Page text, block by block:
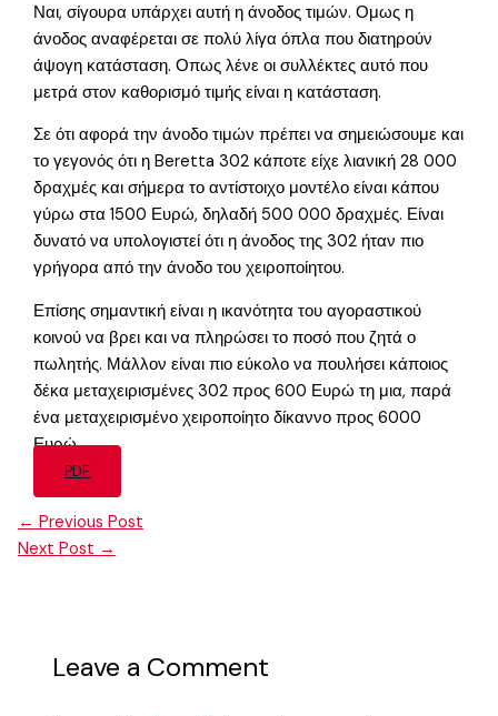
Ναι, σίγουρα υπάρχει αυτή η άνοδος τιμών. Ομως η
άνοδος αναφέρεται σε πολύ λίγα όπλα που διατηρούν
άψογη κατάσταση. Οπως λένε οι συλλέκτες αυτό που
μετρά στον καθορισμό τιμής είναι η κατάσταση.
Σε ότι αφορά την άνοδο τιμών πρέπει να σημειώσουμε και
το γεγονός ότι η Beretta 302 κάποτε είχε λιανική 28 000
δραχμές και σήμερα το αντίστοιχο μοντέλο είναι κάπου
γύρω στα 1500 Ευρώ, δηλαδή 500 000 δραχμές. Είναι
δυνατό να υπολογιστεί ότι η άνοδος της 302 ήταν πιο
γρήγορα από την άνοδο του χειροποίητου.
Επίσης σημαντική είναι η ικανότητα του αγοραστικού
κοινού να βρει και να πληρώσει το ποσό που ζητά ο
πωλητής. Μάλλον είναι πιο εύκολο να πουλήσει κάποιος
δέκα μεταχειρισμένες 302 προς 600 Ευρώ τη μια, παρά
ένα μεταχειρισμένο χειροποίητο δίκαννο προς 6000
Ευρώ.
PDF
← Previous Post
Next Post →
Leave a Comment